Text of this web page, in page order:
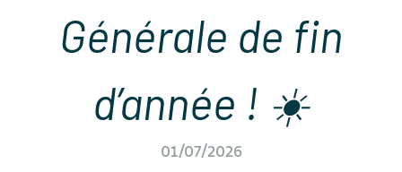
Générale de fin
d’année ! ☀️
01/07/2026